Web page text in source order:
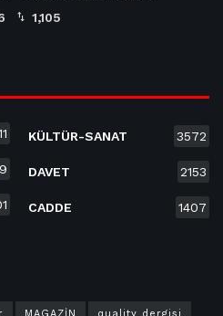
1,105
KÜLTÜR-SANAT 3572
DAVET 2153
CADDE 1407